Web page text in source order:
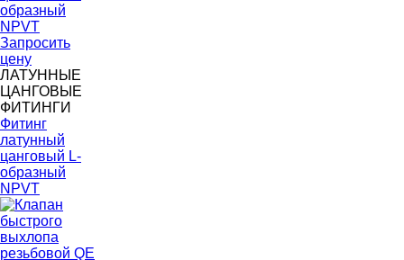
Запросить
цену
ЛАТУННЫЕ
ЦАНГОВЫЕ
ФИТИНГИ
Фитинг
латунный
цанговый L-
образный
NPVT